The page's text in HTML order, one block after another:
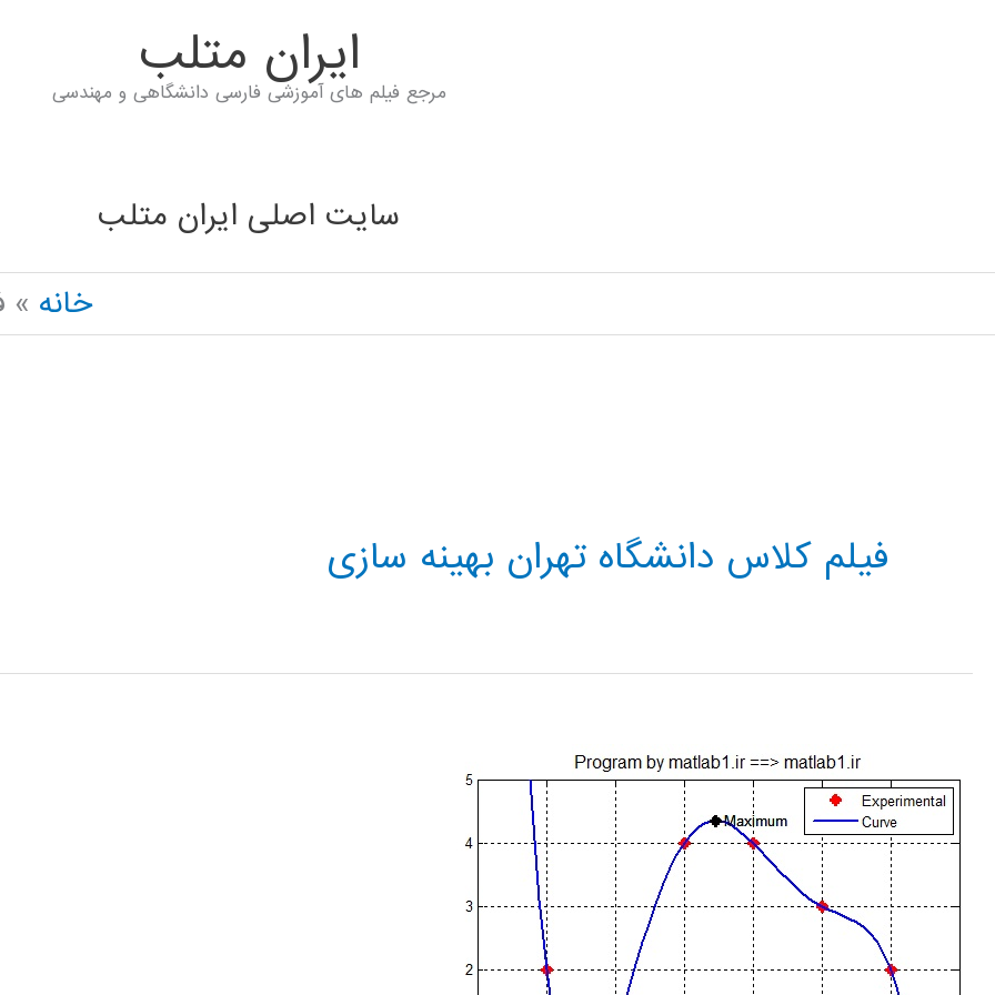
ايران متلب
مرجع فیلم های آموزشی فارسی دانشگاهی و مهندسی
سایت اصلی ایران متلب
خانه
فیلم کلاس دانشگاه تهران بهینه سازی